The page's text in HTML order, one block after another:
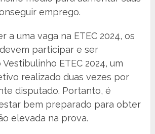
emprego.
a uma vaga na ETEC 2024, os
participar e ser
ETEC 2024, um
realizado duas vezes por
disputado. Portanto, é
bem preparado para obter
elevada na prova.